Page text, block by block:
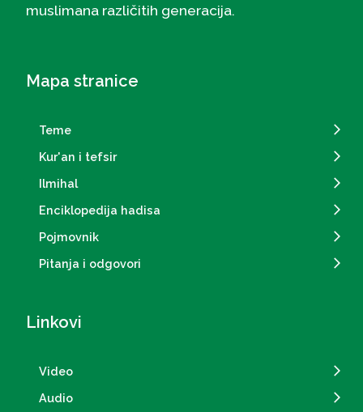
muslimana različitih generacija.
Mapa stranice
Teme
Kur'an i tefsir
Ilmihal
Enciklopedija hadisa
Pojmovnik
Pitanja i odgovori
Linkovi
Video
Audio